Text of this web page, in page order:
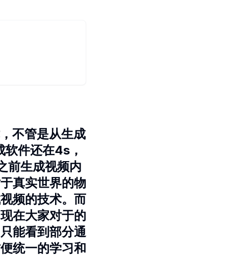
不管是从生成
件还在4s，
前生成视频内
真实世界的物
频的技术。而
在大家对于的
能看到部分通
统一的学习和